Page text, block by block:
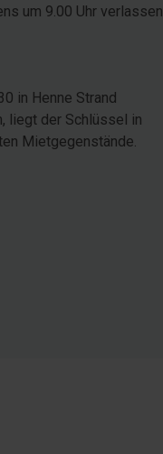
um 9.00 Uhr verlassen
in Henne Strand
liegt der Schlüssel in
Mietgegenstände.